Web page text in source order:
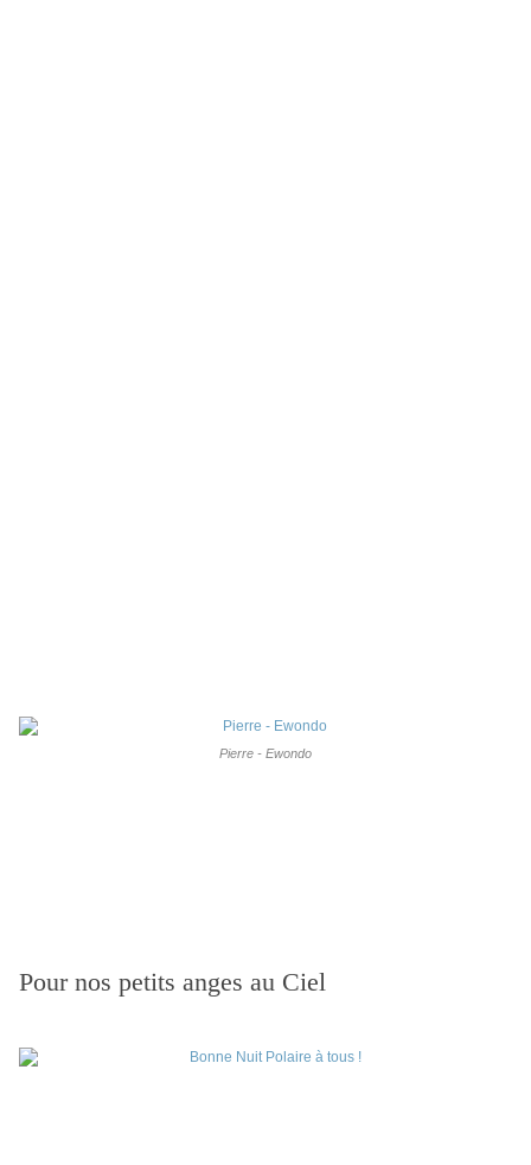
Pierre - Ewondo
Pour nos petits anges au Ciel